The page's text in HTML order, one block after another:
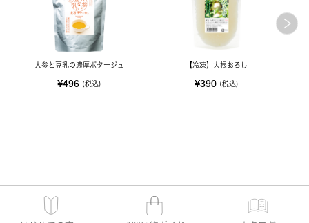
人参と豆乳の濃厚ポタージュ
¥496 (税込)
【冷凍】大根おろし
¥390 (税込)